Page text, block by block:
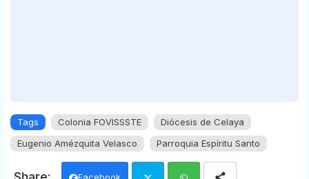
Tags Colonia FOVISSSTE
Diócesis de Celaya
Eugenio Amézquita Velasco
Parroquia Espíritu Santo